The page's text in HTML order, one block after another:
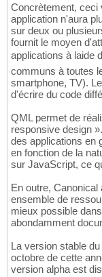
Concrètement, ceci
application n'aura
sur deux ou
fournit le moyen
applications à
communs à toutes
smartphone, TV).
d'écrire du code
QML permet de
responsive design
des applications en
en fonction de la
sur JavaScript, ce
En outre,
ensemble de
mieux possible
abondamment
La version stable
octobre de cette
version alpha est